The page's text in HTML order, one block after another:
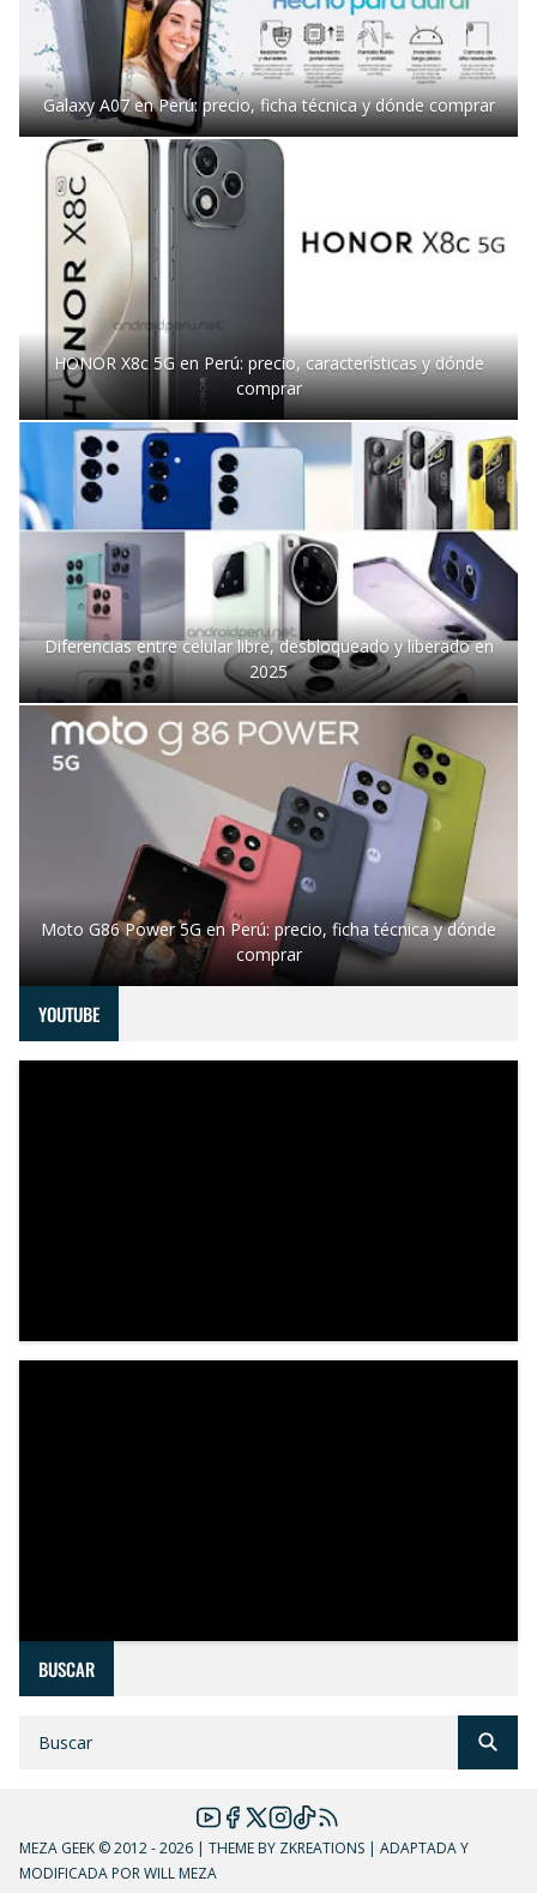
Galaxy A07 en Perú: precio, ficha técnica y dónde comprar
HONOR X8c 5G en Perú: precio, características y dónde
comprar
Diferencias entre celular libre, desbloqueado y liberado en
2025
Moto G86 Power 5G en Perú: precio, ficha técnica y dónde
comprar
YOUTUBE
BUSCAR
MEZA GEEK © 2012 - 2026 | THEME BY ZKREATIONS | ADAPTADA Y
MODIFICADA POR WILL MEZA